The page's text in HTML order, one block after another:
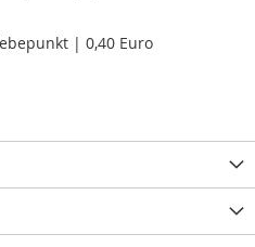
| 0,40 Euro